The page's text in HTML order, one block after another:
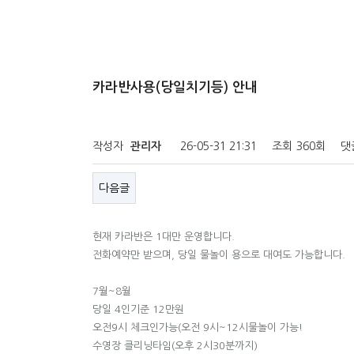
카라반사용(당일치기등) 안내
작성자 관리자 26-05-31 21:31 조회 360회 댓
다음글
현재 카라반은 1대만 운영합니다.
전화예약만 받으며, 당일 물놀이 용으로 대여도 가능합니다.
7월~8월
당일 4인기준 12만원
오전9시 체크인가능(오전 9시~12시물놀이 가능!
수영장 클리닝타임(오후 2시30분까지)